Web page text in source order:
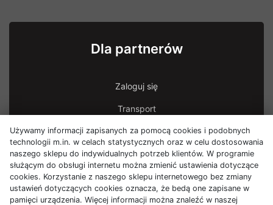
Dla partnerów
Zaloguj się
Transport
Transport - uszkodzona przesyłka
Używamy informacji zapisanych za pomocą cookies i podobnych
technologii m.in. w celach statystycznych oraz w celu dostosowania
naszego sklepu do indywidualnych potrzeb klientów. W programie
służącym do obsługi internetu można zmienić ustawienia dotyczące
cookies. Korzystanie z naszego sklepu internetowego bez zmiany
ustawień dotyczących cookies oznacza, że bedą one zapisane w
pamięci urządzenia. Więcej informacji można znaleźć w naszej